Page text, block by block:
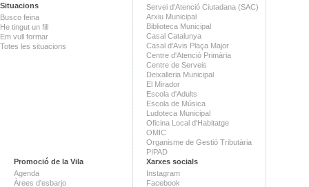
Situacions
Busco feina
He tingut un fill
Em vull formar
Totes les situacions
Servei d'Atenció Ciutadana (SAC)
Arxiu Municipal
Biblioteca Municipal
Casal Catalunya
Casal d'Avis Plaça Major
Centre d'Atenció Primària
Centre de Serveis
Deixalleria Municipal
El Mirador
Escola d'Adults
Escola de Música
Ludoteca Municipal
Oficina Local d'Habitatge
OMIC
Organisme de Gestió Tributària
PIPAD
Promoció de la Vila
Agenda
Àrees d'esbarjo
Xarxes socials
Instagram
Facebook